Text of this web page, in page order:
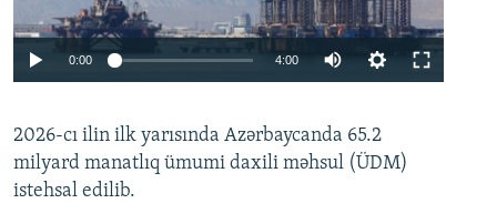
Auto 240p 360p 480p
0:00 4:00
360p
480p
2026-cı ilin ilk yarısında Azərbaycanda 65.2
milyard manatlıq ümumi daxili məhsul (ÜDM)
istehsal edilib.